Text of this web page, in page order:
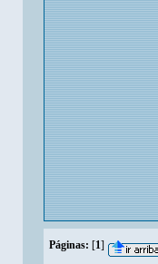
Páginas: [1]